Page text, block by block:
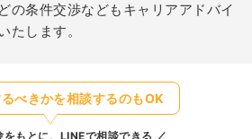
の条件交渉などもキャリアアドバイ
たします。
べきかを相談するのもOK
をもとに、LINEで相談できる